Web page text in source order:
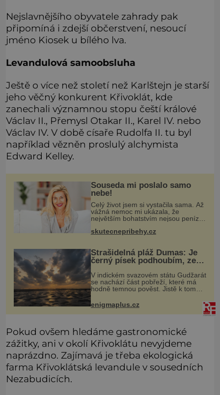
Nejslavnějšího obyvatele zahrady pak
připomíná i zdejší občerstvení, nesoucí
jméno Kiosek u bílého lva.
Levandulová samoobsluha
Ještě o více než století než Karlštejn je starší
jeho věčný konkurent Křivoklát, kde
zanechali významnou stopu čeští králové
Václav II., Přemysl Otakar II., Karel IV. nebo
Václav IV. V době císaře Rudolfa II. tu byl
například vězněn proslulý alchymista
Edward Kelley.
Souseda mi poslalo samo
nebe!
Celý život jsem si vystačila sama. Až
vážná nemoc mi ukázala, že
největším bohatstvím nejsou peníze
ochotný podat pomocnou ruku.
skutecnepribehy.cz
Strašidelná pláž Dumas: Je
černý písek podhoubím, ze
V indickém svazovém státu Gudžarát
se nachází část pobřeží, které má
hodně temnou pověst. Jistě k tomu
přispívá i černý písek této pláže.
Proč má pláž takové netypické
zbarvení? Nakolik jsou pravdivé
enigmaplus.cz
Pokud ovšem hledáme gastronomické
zážitky, ani v okolí Křivoklátu nevyjdeme
naprázdno. Zajímavá je třeba ekologická
farma Křivoklátská levandule v sousedních
Nezabudicích.